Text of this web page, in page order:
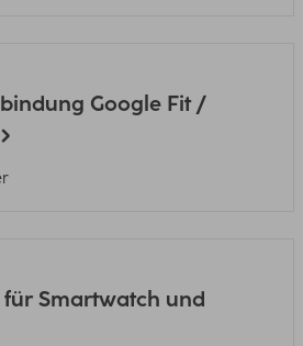
Google Fit /
Smartwatch und